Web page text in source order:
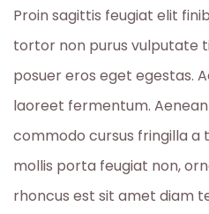
Proin sagittis feugiat elit
tortor non purus vulputate
posuer eros eget egestas.
laoreet fermentum.
commodo cursus fringilla a
mollis porta feugiat non,
rhoncus est sit amet diam